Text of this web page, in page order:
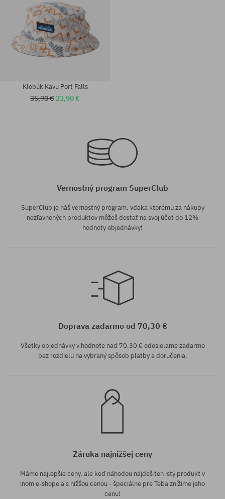
Klobúk Kavu Port Falls
35,90 € 23,90 €
Vernostný program SuperClub
SuperClub je náš vernostný program, vďaka ktorému za nákupy
nezľavnených produktov môžeš dostať na svoj účet do 12%
hodnoty objednávky!
Doprava zadarmo od 70,30 €
Všetky objednávky v hodnote nad 70,30 € odosielame zadarmo
bez rozdielu na vybraný spôsob platby a doručenia.
Záruka najnižšej ceny
Máme najlepšie ceny, ale keď náhodou nájdeš ten istý produkt v
inom e-shope a s nižšou cenou - špeciálne pre Teba znížime jeho
cenu!